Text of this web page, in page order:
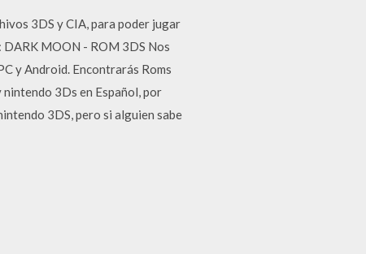
3DS y CIA, para poder jugar
DARK MOON - ROM 3DS Nos
y Android. Encontrarás Roms
3Ds en Español, por
3DS, pero si alguien sabe